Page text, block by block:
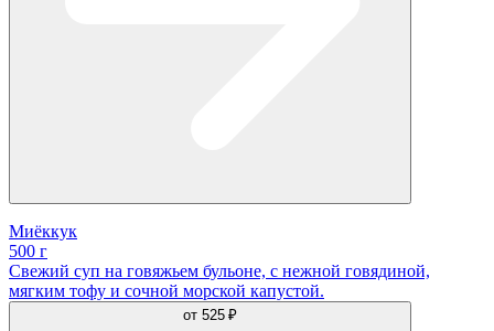
Миёккук
500 г
Свежий суп на говяжьем бульоне, с нежной говядиной,
мягким тофу и сочной морской капустой.
от 525 ₽